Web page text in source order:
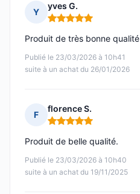
Y
yves G.
Note : 5 sur 5
Publié le 23/03/2026 à 10h41
suite à un achat du 26/01/2026
Produit de très bonne qualité
F
florence S.
Note : 5 sur 5
Publié le 23/03/2026 à 10h40
suite à un achat du 19/11/2025
Produit de belle qualité.